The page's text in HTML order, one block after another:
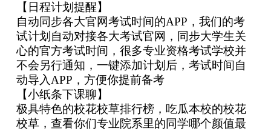
【日程计划提醒】
自动同步各大官网考试时间的APP，我们的考
试计划自动对接各大考试官网，同步大学生关
心的官方考试时间，很多专业资格考试学校并
不会另行通知，一键添加计划后，考试时间自
动导入APP，方便你提前备考
【小纸条下课聊】
极具特色的校花校草排行榜，吃瓜本校的校花
校草，查看你们专业院系里的同学哪个颜值最